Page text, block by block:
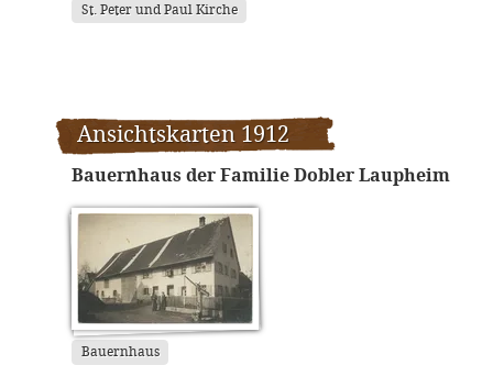
St. Peter und Paul Kirche
Ansichtskarten 1912
Bauernhaus der Familie Dobler Laupheim
Bauernhaus